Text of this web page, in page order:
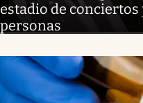
estadio de conciertos
personas